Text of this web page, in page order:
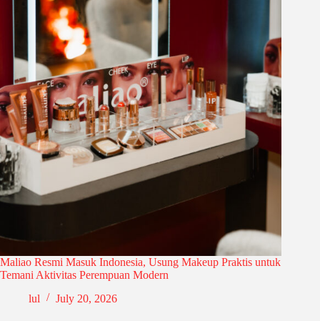
Maliao Resmi Masuk Indonesia, Usung Makeup Praktis untuk
Temani Aktivitas Perempuan Modern
lul
July 20, 2026